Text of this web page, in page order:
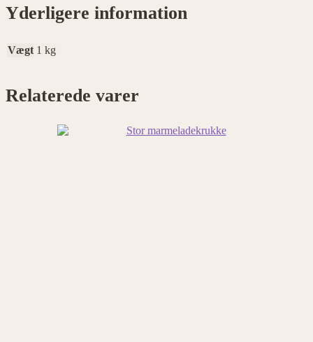
Yderligere information
Vægt 1 kg
Relaterede varer